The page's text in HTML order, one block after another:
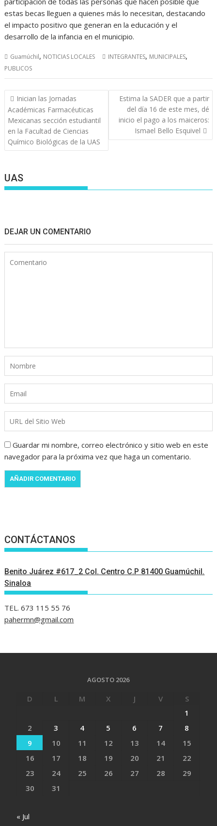
estas becas lleguen a quienes más lo necesitan, destacando
el impacto positivo que generan en la educación y el
desarrollo de la infancia en el municipio.
Guamúchil, NOTICIAS LOCALES INTEGRANTES, MUNICIPALES,
PUBLICOS
Navegación
de
entradas
Inician las Jornadas
Académicas Farmacéuticas
Mexicanas sección estudiantil
en la Facultad de Ciencias
Químico Biológicas de la UAS
Estima la SADER que a partir
del día 16 de este mes, dé
inicio el pago a los maiceros:
Ismael Bello Esquivel
UAS
DEJAR UN COMENTARIO
Guardar mi nombre, correo electrónico y sitio web en este
navegador para la próxima vez que haga un comentario.
CONTÁCTANOS
Benito Juárez #617_2 Col. Centro C.P 81400 Guamúchil.
Sinaloa
TEL. 673 115 55 76
pahermn@gmail.com
AGOSTO 2026
D L M X J V
S
1
2
3 4 5 6 7
8
9
10 11 12 13 14
15
16
17 18 19 20 21
22
23
24 25 26 27 28
29
30
31
« Jul